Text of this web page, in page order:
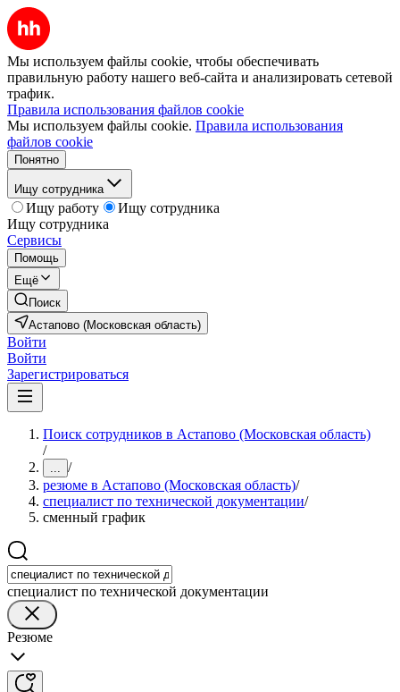
Мы используем файлы cookie, чтобы обеспечивать
правильную работу нашего веб-сайта и анализировать сетевой
трафик.
Правила использования файлов cookie
Мы используем файлы cookie. Правила использования
файлов cookie
Понятно
Ищу сотрудника
Ищу работу
Ищу сотрудника
Ищу сотрудника
Сервисы
Помощь
Ещё
Поиск
Астапово (Московская область)
Войти
Войти
Зарегистрироваться
Поиск сотрудников в Астапово (Московская область)
/
... /
резюме в Астапово (Московская область)/
специалист по технической документации/
сменный график
специалист по технической документации
Резюме